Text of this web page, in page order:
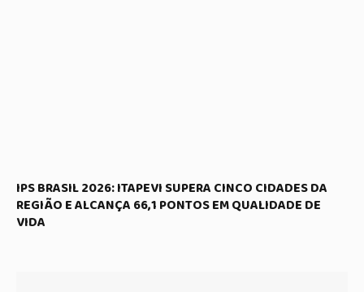
IPS BRASIL 2026: ITAPEVI SUPERA CINCO CIDADES DA
REGIÃO E ALCANÇA 66,1 PONTOS EM QUALIDADE DE
VIDA